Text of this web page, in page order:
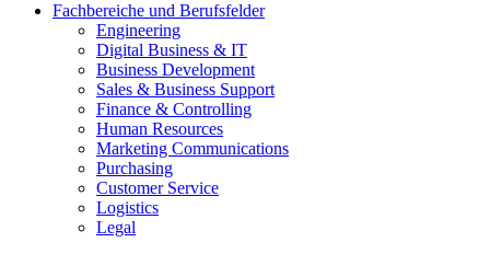
Fachbereiche und Berufsfelder
Engineering
Digital Business & IT
Business Development
Sales & Business Support
Finance & Controlling
Human Resources
Marketing Communications
Purchasing
Customer Service
Logistics
Legal